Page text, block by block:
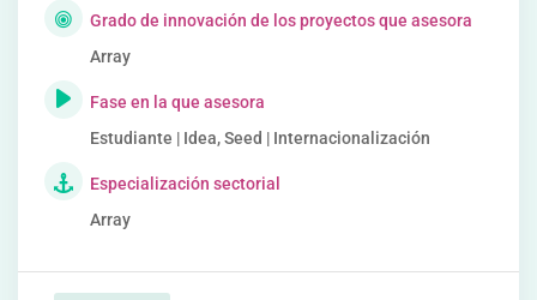
Grado de innovación de los proyectos que asesora
Array
Fase en la que asesora
Estudiante | Idea, Seed | Internacionalización
Especialización sectorial
Array